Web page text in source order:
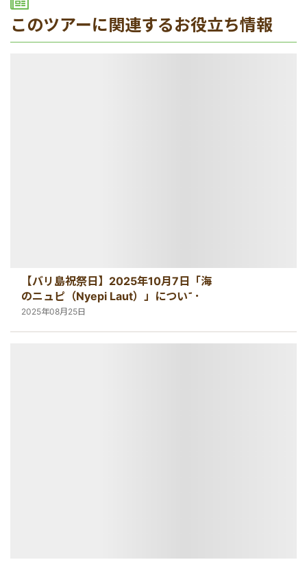
このツアーに関連するお役立ち情報
【バリ島祝祭日】2025年10月7日「海
のニュピ（Nyepi Laut）」について
2025年08月25日